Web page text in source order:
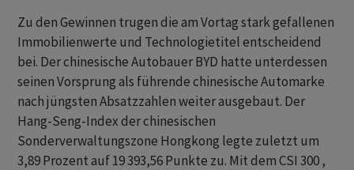
Zu den Gewinnen trugen die am Vortag stark gefallenen
Immobilienwerte und Technologietitel entscheidend
bei. Der chinesische Autobauer BYD hatte unterdessen
seinen Vorsprung als führende chinesische Automarke
nach jüngsten Absatzzahlen weiter ausgebaut. Der
Hang-Seng-Index der chinesischen
Sonderverwaltungszone Hongkong legte zuletzt um
3,89 Prozent auf 19 393,56 Punkte zu. Mit dem CSI 300 ,